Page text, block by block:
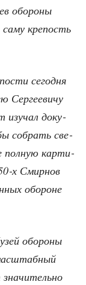
обо­ро­ны
кре­пость
сего­дня
Сер­ге­е­ви­чу
изу­чал доку­
собрать све­
пол­ную кар­ти­
Смир­нов
обо­роне
обо­ро­ны